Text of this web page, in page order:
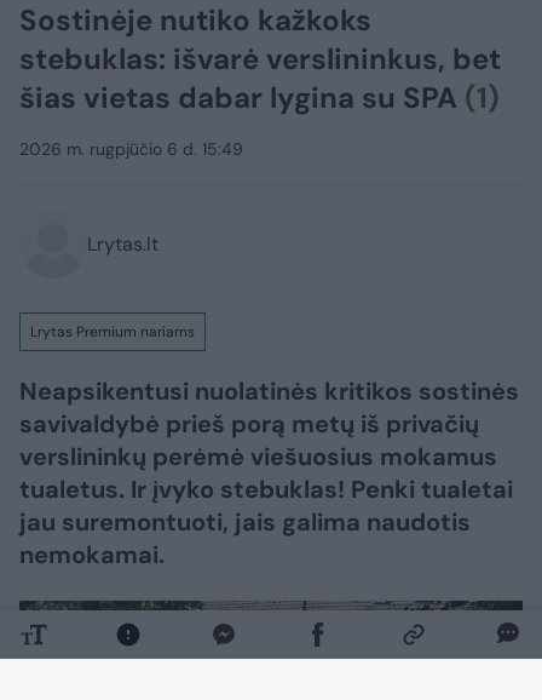
Sostinėje nutiko kažkoks
stebuklas: išvarė verslininkus, bet
šias vietas dabar lygina su SPA (1)
2026 m. rugpjūčio 6 d. 15:49
Lrytas.lt
Lrytas Premium nariams
Neapsikentusi nuolatinės kritikos sostinės
savivaldybė prieš porą metų iš privačių
verslininkų perėmė viešuosius mokamus
tualetus. Ir įvyko stebuklas! Penki tualetai
jau suremontuoti, jais galima naudotis
nemokamai.